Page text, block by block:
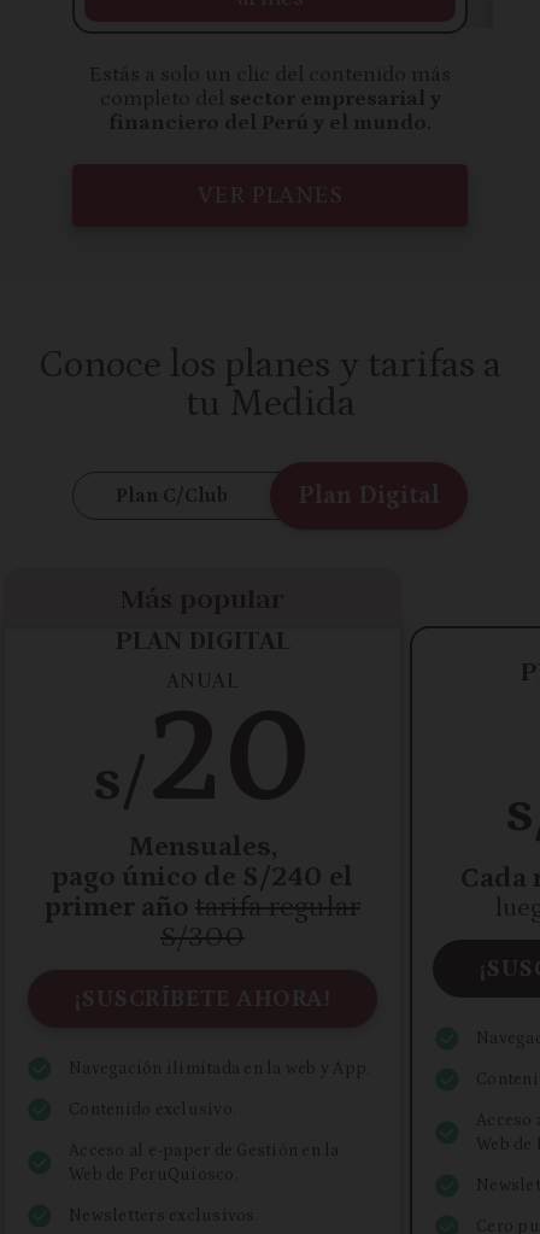
Estás a solo un clic del contenido más
completo del sector empresarial y
financiero del Perú y el mundo.
VER PLANES
Conoce los planes y tarifas a
tu Medida
Plan C/Club Plan Digital